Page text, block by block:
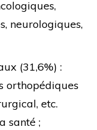
neurologiques,
(31,6%) :
orthopédiques
etc.
santé ;